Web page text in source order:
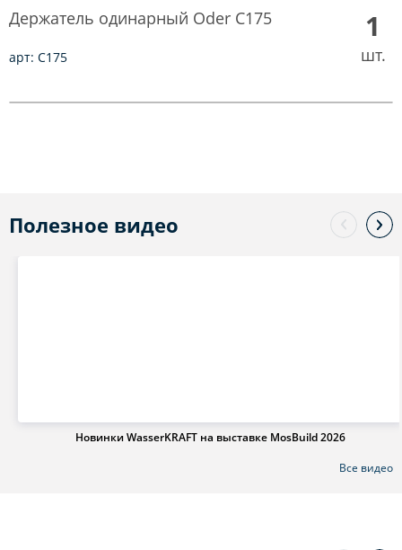
Держатель одинарный Oder C175
арт: C175
1
шт.
Полезное видео
Новинки WasserKRAFT на выставке MosBuild 2026
Все видео